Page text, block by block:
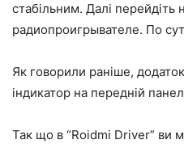
стабільним. Далі
радиопроигрывателе. По
Як говорили раніше,
індикатор на передній
Так що в “Roidmi Driver” ви